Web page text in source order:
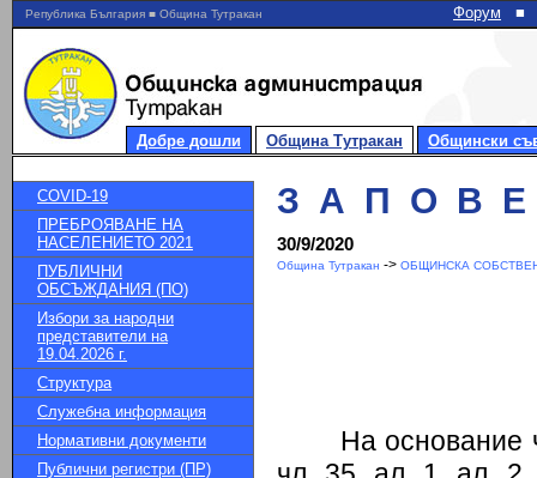
Република България ■ Община Тутракан Форум ■
Добре дошли Община Тутракан Общински
COVID-19
ПРЕБРОЯВАНЕ НА
НАСЕЛЕНИЕТО 2021
ПУБЛИЧНИ
ОБСЪЖДАНИЯ (ПО)
Избори за народни
представители на
19.04.2026 г.
Структура
Служебна информация
Нормативни документи
Публични регистри (ПР)
З А П О В Е Д
30/9/2020
Община Тутракан -> ОБЩИНСКА
На основание